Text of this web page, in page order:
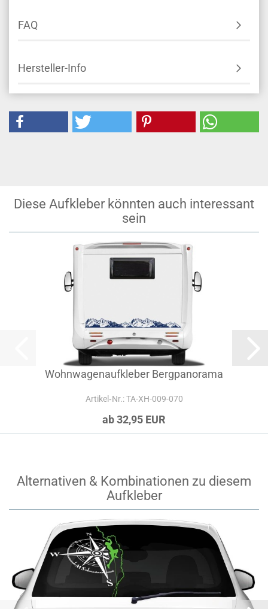
FAQ
Hersteller-Info
Diese Aufkleber könnten auch interessant
sein
Wohnwagenaufkleber Bergpanorama
Artikel‑Nr.: TA-XH-009-070
ab 32,95 EUR
Alternativen & Kombinationen zu diesem
Aufkleber